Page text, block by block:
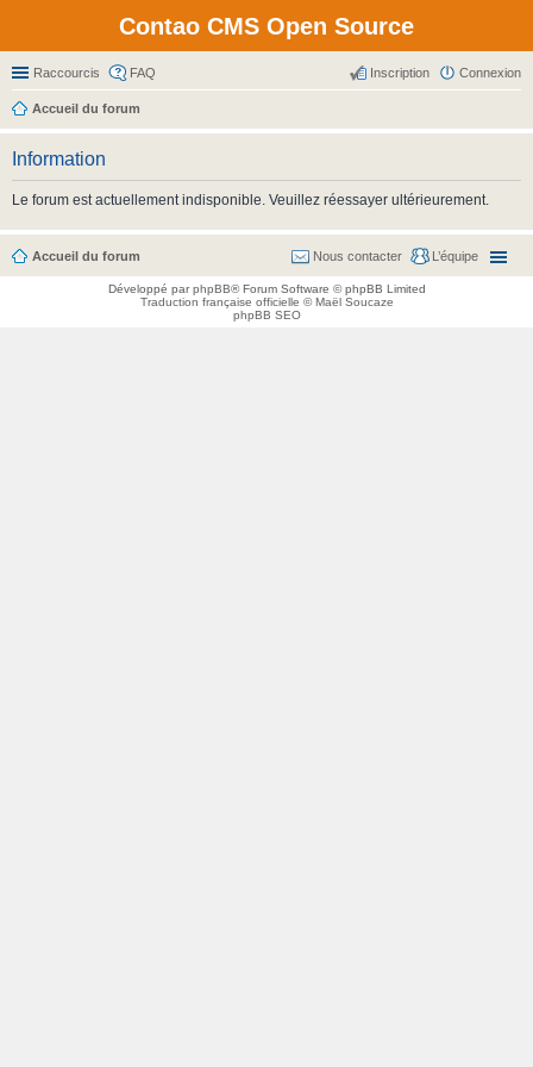
Contao CMS Open Source
Raccourcis FAQ Connexion
Inscription
Accueil du forum
Information
Le forum est actuellement indisponible. Veuillez réessayer ultérieurement.
Accueil du forum L’équipe
Nous contacter
Développé parphpBB® Forum Software © phpBB Limited
Traduction française officielle ©Maël Soucaze
phpBB SEO